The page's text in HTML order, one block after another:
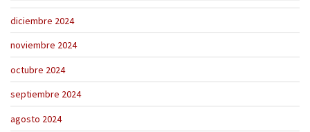
diciembre 2024
noviembre 2024
octubre 2024
septiembre 2024
agosto 2024